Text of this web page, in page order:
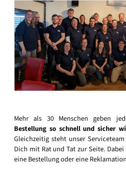
Mehr als 30 Menschen geben
Bestellung so schnell und sicher
Gleichzeitig steht unser
Dich mit Rat und Tat zur Seite.
eine Bestellung oder eine